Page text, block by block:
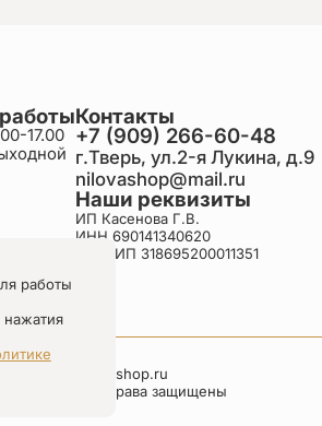
17.00
Контакты
+7 (909) 266-60-48
г.Тверь, ул.2-я Лукина, д.9
nilovashop@mail.ru
Наши реквизиты
ИП Касенова Г.В.
ИНН 690141340620
ОГРНИП 318695200011351
nilovashop.ru
Все права защищены
работы